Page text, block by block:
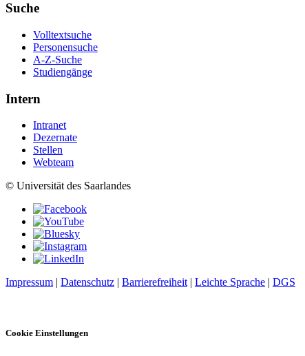
Suche
Volltextsuche
Personensuche
A-Z-Suche
Studiengänge
Intern
Intranet
Dezernate
Stellen
Webteam
© Universität des Saarlandes
Impressum | Datenschutz | Barrierefreiheit| Leichte Sprache | DGS
Cookie Einstellungen